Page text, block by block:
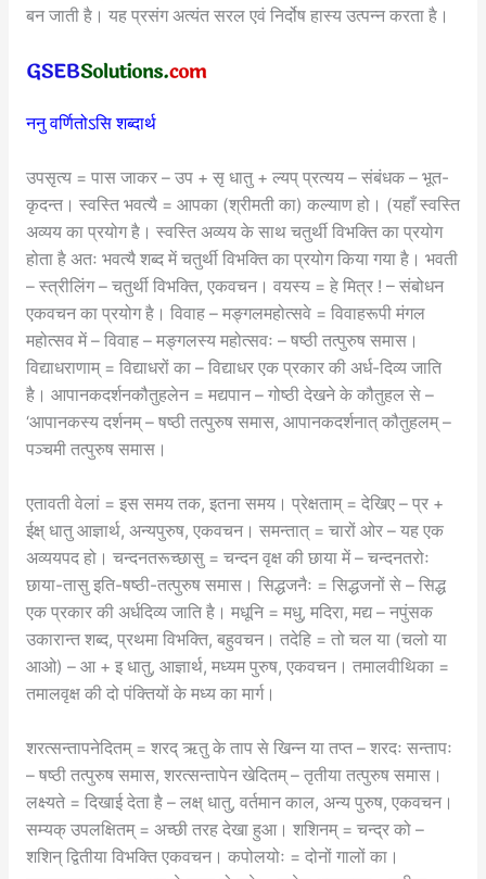
बन जाती है। यह प्रसंग अत्यंत सरल एवं निर्दोष हास्य उत्पन्न करता है।
ननु वर्णितोऽसि शब्दार्थ
उपसृत्य = पास जाकर – उप + सृ धातु + ल्यप् प्रत्यय – संबंधक – भूत-
कृदन्त। स्वस्ति भवत्यै = आपका (श्रीमती का) कल्याण हो। (यहाँ स्वस्ति
अव्यय का प्रयोग है। स्वस्ति अव्यय के साथ चतुर्थी विभक्ति का प्रयोग
होता है अतः भवत्यै शब्द में चतुर्थी विभक्ति का प्रयोग किया गया है। भवती
– स्त्रीलिंग – चतुर्थी विभक्ति, एकवचन। वयस्य = हे मित्र ! – संबोधन
एकवचन का प्रयोग है। विवाह – मङ्गलमहोत्सवे = विवाहरूपी मंगल
महोत्सव में – विवाह – मङ्गलस्य महोत्सवः – षष्ठी तत्पुरुष समास।
विद्याधराणाम् = विद्याधरों का – विद्याधर एक प्रकार की अर्ध-दिव्य जाति
है। आपानकदर्शनकौतुहलेन = मद्यपान – गोष्ठी देखने के कौतुहल से –
‘आपानकस्य दर्शनम् – षष्ठी तत्पुरुष समास, आपानकदर्शनात् कौतुहलम् –
पञ्चमी तत्पुरुष समास।
एतावती वेलां = इस समय तक, इतना समय। प्रेक्षताम् = देखिए – प्र +
ईक्ष् धातु आज्ञार्थ, अन्यपुरुष, एकवचन। समन्तात् = चारों ओर – यह एक
अव्ययपद हो। चन्दनतरूच्छासु = चन्दन वृक्ष की छाया में – चन्दनतरोः
छाया-तासु इति-षष्ठी-तत्पुरुष समास। सिद्धजनैः = सिद्धजनों से – सिद्ध
एक प्रकार की अर्धदिव्य जाति है। मधूनि = मधु, मदिरा, मद्य – नपुंसक
उकारान्त शब्द, प्रथमा विभक्ति, बहुवचन। तदेहि = तो चल या (चलो या
आओ) – आ + इ धातु, आज्ञार्थ, मध्यम पुरुष, एकवचन। तमालवीथिका =
तमालवृक्ष की दो पंक्तियों के मध्य का मार्ग।
शरत्सन्तापनेदितम् = शरद् ऋतु के ताप से खिन्न या तप्त – शरदः सन्तापः
– षष्ठी तत्पुरुष समास, शरत्सन्तापेन खेदितम् – तृतीया तत्पुरुष समास।
लक्ष्यते = दिखाई देता है – लक्ष् धातु, वर्तमान काल, अन्य पुरुष, एकवचन।
सम्यक् उपलक्षितम् = अच्छी तरह देखा हुआ। शशिनम् = चन्द्र को –
शशिन् द्वितीया विभक्ति एकवचन। कपोलयोः = दोनों गालों का।